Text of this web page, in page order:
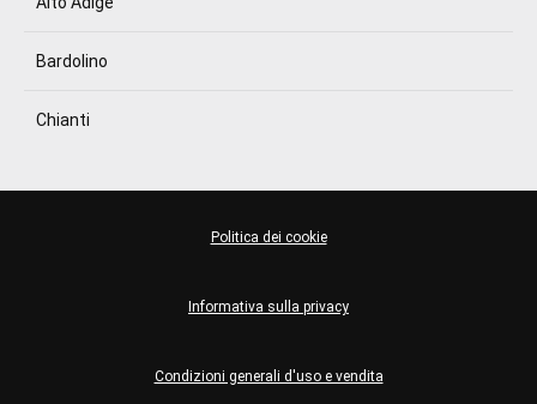
Bardolino
Chianti
Condizioni generali d'uso e vendita
Informativa sulla privacy
Politica dei cookie